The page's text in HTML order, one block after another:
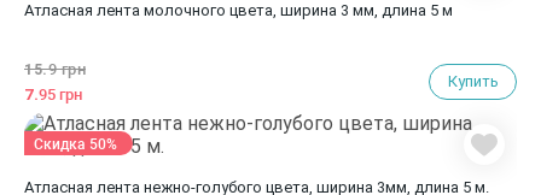
Атласная лента молочного цвета, ширина 3 мм, длина 5 м
15.9 грн
7.95 грн
Купить
Атласная лента нежно-голубого цвета, ширина 3мм, длина 5 м.
Скидка 50%